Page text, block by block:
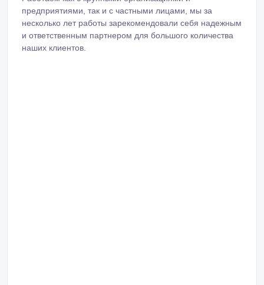
предприятиями, так и с частными лицами, мы за
несколько лет работы зарекомендовали себя надежным
и ответственным партнером для большого количества
наших клиентов.